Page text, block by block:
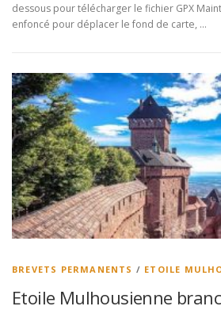
dessous pour télécharger le fichier GPX
enfoncé pour déplacer le fond de carte, …
BREVETS PERMANENTS / ETOILE
Etoile Mulhousienne